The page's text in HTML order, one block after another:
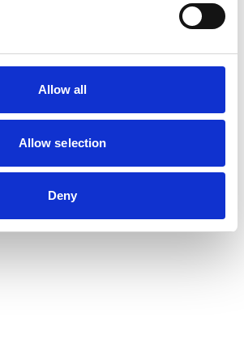
Allow all
Allow selection
Deny